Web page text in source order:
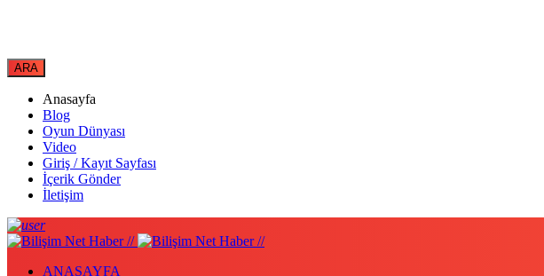
Anasayfa
Blog
Oyun Dünyası
Video
Giriş / Kayıt Sayfası
İçerik Gönder
İletişim
ANASAYFA